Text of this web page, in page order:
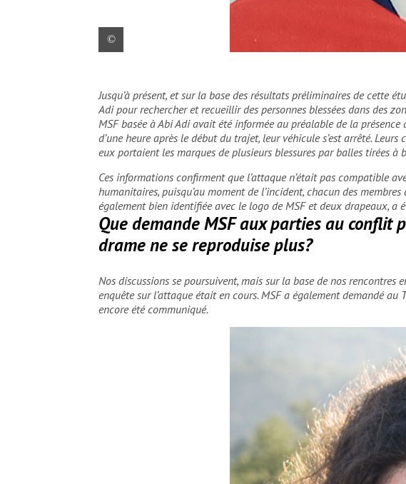
Jusqu’à présent, et sur la base des résultats préliminaires de cette
Adi pour rechercher et recueillir des personnes blessées dans des
MSF basée à Abi Adi avait été informée au préalable de la
d’une heure après le début du trajet, leur véhicule s’est arrêté.
eux portaient les marques de plusieurs blessures par balles tirées à
Ces informations confirment que l’attaque n’était pas compatible
humanitaires, puisqu’au moment de l’incident, chacun des
également bien identifiée avec le logo de MSF et deux drapeaux, a
Que demande MSF aux parties au conflit
drame ne se reproduise plus?
Nos discussions se poursuivent, mais sur la base de nos rencontres
enquête sur l’attaque était en cours. MSF a également demandé au
encore été communiqué.